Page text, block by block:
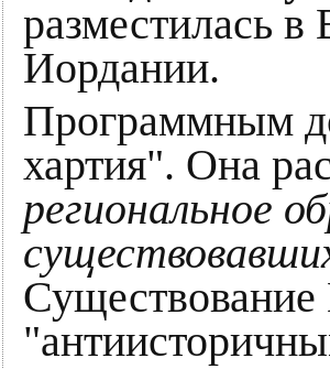
разместилась
Иордании.
Программным
хартия". Она
региональное
Существование